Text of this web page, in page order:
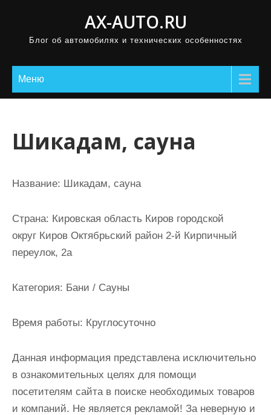
AX-AUTO.RU
Блог об автомобилях и технических особенностях
Меню
Шикадам, сауна
Название: Шикадам, сауна
Страна: Кировская область Киров городской
округ Киров Октябрьский район 2-й Кирпичный
переулок, 2а
Категория: Бани / Сауны
Время работы: Круглосуточно
Данная информация представлена исключительно
в ознакомительных целях для помощи
посетителям сайта в поиске необходимых товаров
и компаний. Не является рекламой! За неверную и